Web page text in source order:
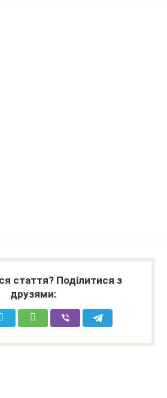
стаття? Поділитися з
друзями: